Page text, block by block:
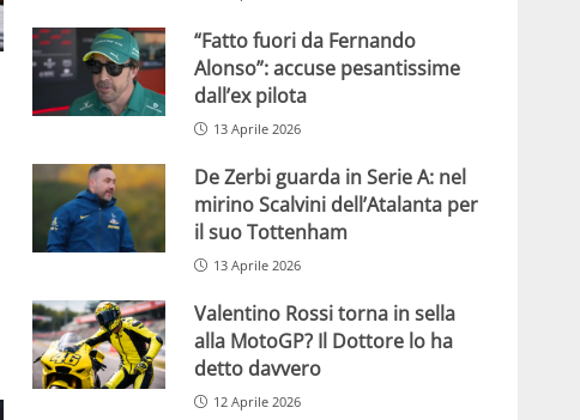
“Fatto fuori da Fernando
Alonso”: accuse pesantissime
dall’ex pilota
13 Aprile 2026
De Zerbi guarda in Serie A: nel
mirino Scalvini dell’Atalanta per
il suo Tottenham
13 Aprile 2026
Valentino Rossi torna in sella
alla MotoGP? Il Dottore lo ha
detto davvero
12 Aprile 2026